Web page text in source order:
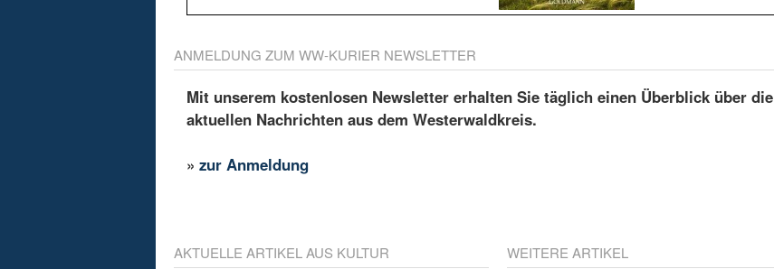
ANMELDUNG ZUM WW-KURIER NEWSLETTER
Mit unserem kostenlosen Newsletter erhalten Sie täglich einen Überblick über die
aktuellen Nachrichten aus dem Westerwaldkreis.
»zur Anmeldung
AKTUELLE ARTIKEL AUS KULTUR WEITERE ARTIKEL